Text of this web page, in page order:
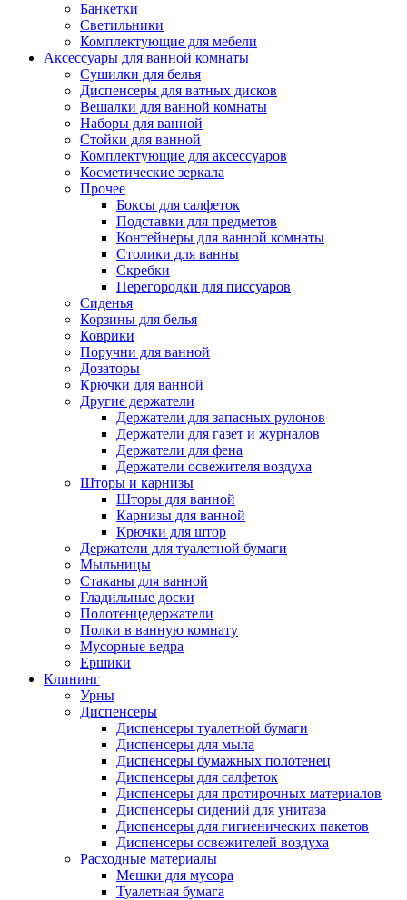
Банкетки
Светильники
Комплектующие для мебели
Аксессуары для ванной комнаты
Сушилки для белья
Диспенсеры для ватных дисков
Вешалки для ванной комнаты
Наборы для ванной
Стойки для ванной
Комплектующие для аксессуаров
Косметические зеркала
Прочее
Боксы для салфеток
Подставки для предметов
Контейнеры для ванной комнаты
Столики для ванны
Скребки
Перегородки для писсуаров
Сиденья
Корзины для белья
Коврики
Поручни для ванной
Дозаторы
Крючки для ванной
Другие держатели
Держатели для запасных рулонов
Держатели для газет и журналов
Держатели для фена
Держатели освежителя воздуха
Шторы и карнизы
Шторы для ванной
Карнизы для ванной
Крючки для штор
Держатели для туалетной бумаги
Мыльницы
Стаканы для ванной
Гладильные доски
Полотенцедержатели
Полки в ванную комнату
Мусорные ведра
Ершики
Клининг
Урны
Диспенсеры
Диспенсеры туалетной бумаги
Диспенсеры для мыла
Диспенсеры бумажных полотенец
Диспенсеры для салфеток
Диспенсеры для протирочных материалов
Диспенсеры сидений для унитаза
Диспенсеры для гигиенических пакетов
Диспенсеры освежителей воздуха
Расходные материалы
Мешки для мусора
Туалетная бумага